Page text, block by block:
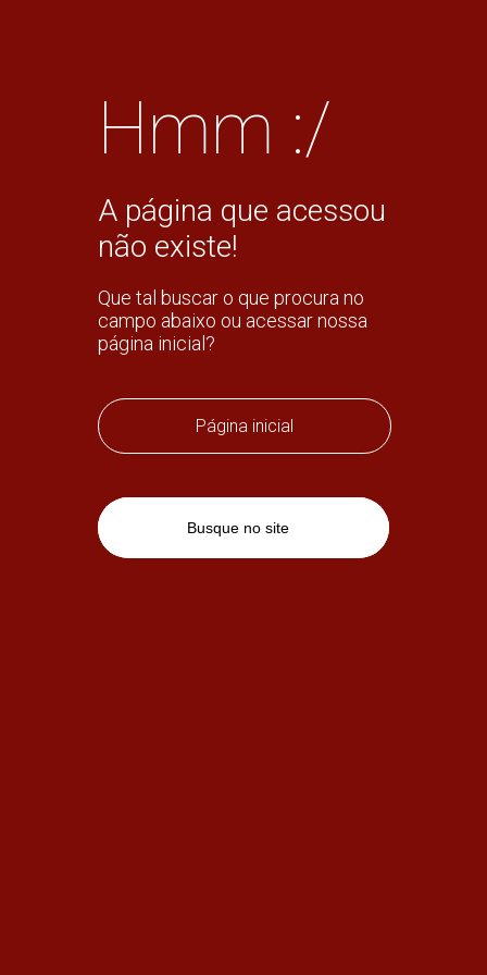
Hmm :/
A página que acessou
não existe!
Que tal buscar o que procura no
campo abaixo ou acessar nossa
página inicial?
Página inicial